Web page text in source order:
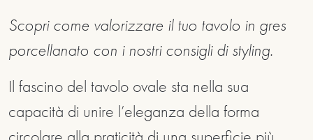
Scopri come valorizzare il tuo tavolo in gres
porcellanato con i nostri consigli di styling.
Il fascino del tavolo ovale sta nella sua
capacità di unire l’eleganza della forma